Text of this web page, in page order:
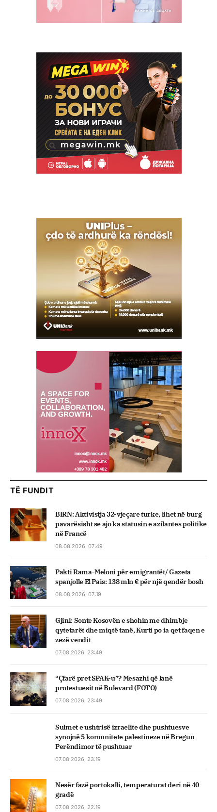
TË FUNDIT
BIRN: Aktivistja 32-vjeçare turke, lihet në burg
pavarësisht se ajo ka statusin e azilantes politike
në Francë
08.08.2026, 07:49
Pakti Rama-Meloni për emigrantët/ Gazeta
spanjolle El Pais: 138 mln € për një qendër bosh
08.08.2026, 07:19
Gjini: Sonte Kosovën e shohin me dhimbje
qytetarët dhe miqtë tanë, Kurti po ia qet faqen e
zezë vendit
07.08.2026, 23:49
“Çfarë pret SPAK-u”? Mesazhi që lanë
protestuesit në Bulevard (FOTO)
07.08.2026, 23:49
Sulmet e ushtrisë izraelite dhe pushtuesve
synojnë 5 komunitete palestineze në Bregun
Perëndimor të pushtuar
07.08.2026, 23:19
Nesër fazë portokalli, temperaturat deri në 40
gradë
07.08.2026, 22:19